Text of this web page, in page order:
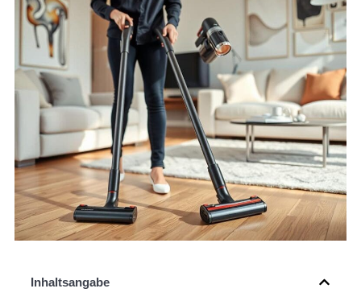
Inhaltsangabe